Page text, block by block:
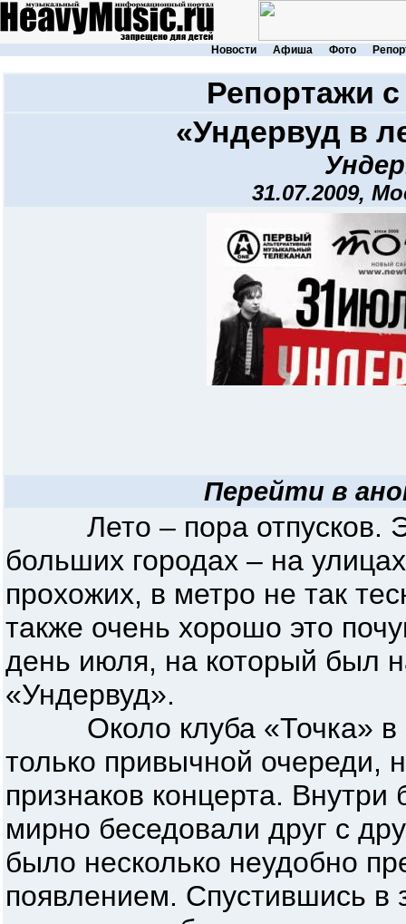
Новости Афиша Фото
Репортажи
«Ундервуд в
31.07.2009,
Перейти в
Лето – пора отпусков.
больших городах – на
прохожих, в метро не так
также очень хорошо это
день июля, на который был
«Ундервуд».
Около клуба «Точка» в
только привычной очереди,
признаков концерта.
мирно беседовали друг с
было несколько неудобно
появлением. Спустившись в